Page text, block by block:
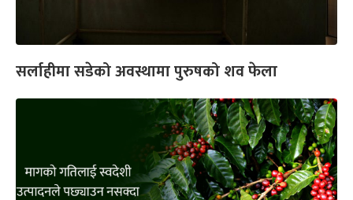
सर्लाहीमा सडेको अवस्थामा पुरुषको शव फेला